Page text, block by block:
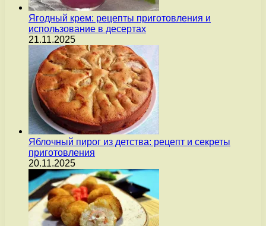
Ягодный крем: рецепты приготовления и
использование в десертах
21.11.2025
Яблочный пирог из детства: рецепт и секреты
приготовления
20.11.2025